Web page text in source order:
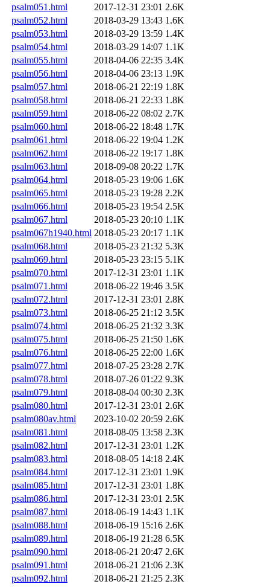
psalm051.html
2017-12-31 23:01 2.6K
psalm052.html
2018-03-29 13:43 1.6K
psalm053.html
2018-03-29 13:59 1.4K
psalm054.html
2018-03-29 14:07 1.1K
psalm055.html
2018-04-06 22:35 3.4K
psalm056.html
2018-04-06 23:13 1.9K
psalm057.html
2018-06-21 22:19 1.8K
psalm058.html
2018-06-21 22:33 1.8K
psalm059.html
2018-06-22 08:02 2.7K
psalm060.html
2018-06-22 18:48 1.7K
psalm061.html
2018-06-22 19:04 1.2K
psalm062.html
2018-06-22 19:17 1.8K
psalm063.html
2018-09-08 20:22 1.7K
psalm064.html
2018-05-23 19:06 1.6K
psalm065.html
2018-05-23 19:28 2.2K
psalm066.html
2018-05-23 19:54 2.5K
psalm067.html
2018-05-23 20:10 1.1K
psalm067h1940.html 2018-05-23 20:17 1.1K
psalm068.html
2018-05-23 21:32 5.3K
psalm069.html
2018-05-23 23:15 5.1K
psalm070.html
2017-12-31 23:01 1.1K
psalm071.html
2018-06-22 19:46 3.5K
psalm072.html
2017-12-31 23:01 2.8K
psalm073.html
2018-06-25 21:12 3.5K
psalm074.html
2018-06-25 21:32 3.3K
psalm075.html
2018-06-25 21:50 1.6K
psalm076.html
2018-06-25 22:00 1.6K
psalm077.html
2018-07-25 23:28 2.7K
psalm078.html
2018-07-26 01:22 9.3K
psalm079.html
2018-08-04 00:30 2.3K
psalm080.html
2017-12-31 23:01 2.6K
psalm080av.html
2023-10-02 20:59 2.6K
psalm081.html
2018-08-05 13:58 2.3K
psalm082.html
2017-12-31 23:01 1.2K
psalm083.html
2018-08-05 14:18 2.4K
psalm084.html
2017-12-31 23:01 1.9K
psalm085.html
2017-12-31 23:01 1.8K
psalm086.html
2017-12-31 23:01 2.5K
psalm087.html
2018-06-19 14:43 1.1K
psalm088.html
2018-06-19 15:16 2.6K
psalm089.html
2018-06-19 21:28 6.5K
psalm090.html
2018-06-21 20:47 2.6K
psalm091.html
2018-06-21 21:06 2.3K
psalm092.html
2018-06-21 21:25 2.3K